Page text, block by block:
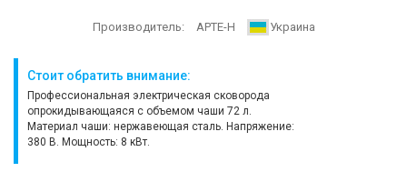
Производитель: АРТЕ-Н Украина
Стоит обратить внимание:
Профессиональная электрическая сковорода
опрокидывающаяся с объемом чаши 72 л.
Материал чаши: нержавеющая сталь. Напряжение:
380 В. Мощность: 8 кВт.